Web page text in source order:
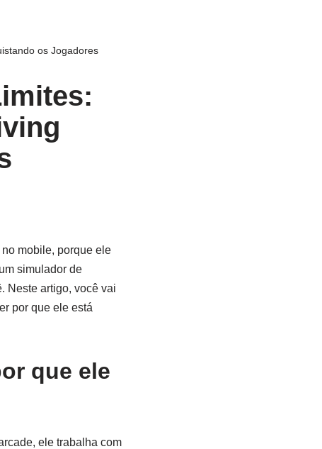
os Jogadores
mobile, porque ele
simulador de
Neste artigo, você vai
por que ele está
que ele
ele trabalha com